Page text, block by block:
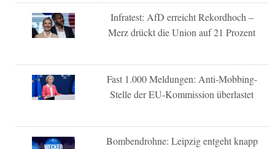
Infratest: AfD erreicht Rekordhoch –
Merz drückt die Union auf 21 Prozent
Fast 1.000 Meldungen: Anti-Mobbing-
Stelle der EU-Kommission überlastet
Bombendrohne: Leipzig entgeht knapp